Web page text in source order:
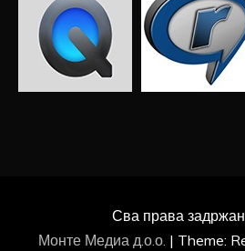
Сва права
Монте Медиа д.о.о. | Theme: